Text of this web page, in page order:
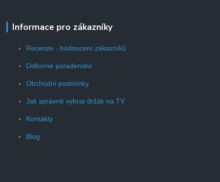
Informace pro zákazníky
Recenze - hodnocení zákazníků
Odborné poradenství
Obchodní podmínky
Jak správně vybrat držák na TV
Kontakty
Blog